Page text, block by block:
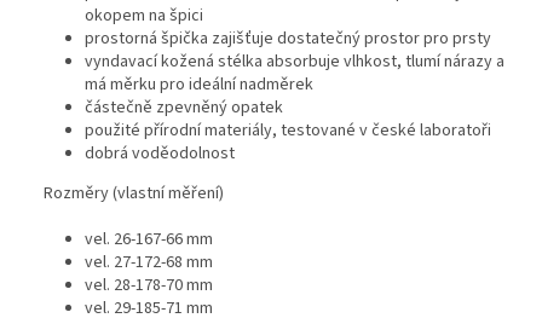
okopem na špici
prostorná špička zajišťuje dostatečný prostor pro prsty
vyndavací kožená stélka absorbuje vlhkost, tlumí nárazy a
má měrku pro ideální nadměrek
částečně zpevněný opatek
použité přírodní materiály, testované v české laboratoři
dobrá voděodolnost
Rozměry (vlastní měření)
vel. 26-167-66 mm
vel. 27-172-68 mm
vel. 28-178-70 mm
vel. 29-185-71 mm